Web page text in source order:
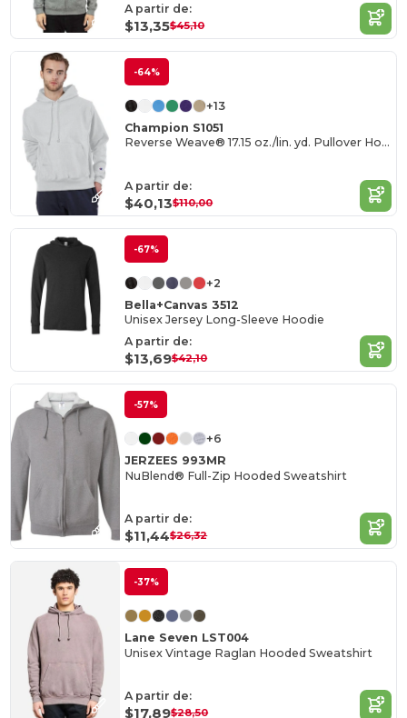
A partir de:
$13,35$45,10
-64%
+13
Champion S1051
Reverse Weave® 17.15 oz./lin. yd. Pullover Hood
A partir de:
$40,13$110,00
-67%
+2
Bella+Canvas 3512
Unisex Jersey Long-Sleeve Hoodie
A partir de:
$13,69$42,10
-57%
+6
JERZEES 993MR
NuBlend® Full-Zip Hooded Sweatshirt
A partir de:
$11,44$26,32
-37%
Lane Seven LST004
Unisex Vintage Raglan Hooded Sweatshirt
A partir de:
$17,89$28,50